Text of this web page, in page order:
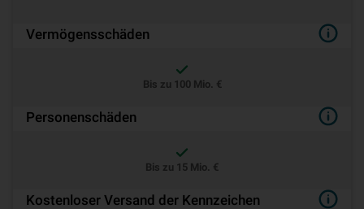
Vermögensschäden
Bis zu 100 Mio. €
Personenschäden
Bis zu 15 Mio. €
Kostenloser Versand der Kennzeichen